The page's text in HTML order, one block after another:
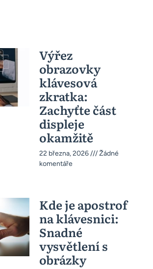
Výřez
obrazovky
klávesová
zkratka:
Zachyťte část
displeje
okamžitě
22 března, 2026
Žádné
komentáře
Kde je apostrof
na klávesnici:
Snadné
vysvětlení s
obrázky